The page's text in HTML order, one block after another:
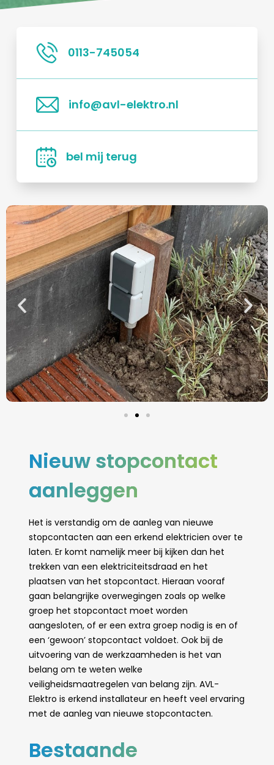
0113-745054
info@avl-elektro.nl
bel mij terug
Nieuw stopcontact
aanleggen
Het is verstandig om de aanleg van nieuwe
stopcontacten aan een erkend elektricien over te
laten. Er komt namelijk meer bij kijken dan het
trekken van een elektriciteitsdraad en het
plaatsen van het stopcontact. Hieraan vooraf
gaan belangrijke overwegingen zoals op welke
groep het stopcontact moet worden
aangesloten, of er een extra groep nodig is en of
een ‘gewoon’ stopcontact voldoet. Ook bij de
uitvoering van de werkzaamheden is het van
belang om te weten welke
veiligheidsmaatregelen van belang zijn. AVL-
Elektro is erkend installateur en heeft veel ervaring
met de aanleg van nieuwe stopcontacten.
Bestaande